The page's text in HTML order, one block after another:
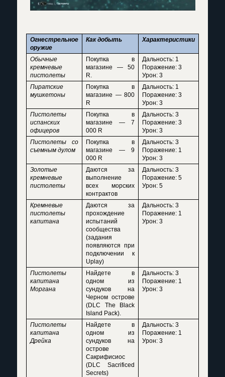
Огнестрельное
оружие
Как добыть Характеристики
Обычные
кремневые
пистолеты
Покупка в
магазине — 50
R.
Дальность: 1
Поражение: 3
Урон: 3
Пиратские
мушкетоны
Покупка в
магазине — 800
R
Дальность: 1
Поражение: 3
Урон: 3
Пистолеты
испанских
офицеров
Покупка в
магазине — 7
000 R
Дальность: 3
Поражение: 3
Урон: 3
Пистолеты со
съемным дулом
Покупка в
магазине — 9
000 R
Дальность: 3
Поражение: 1
Урон: 3
Золотые
кремневые
пистолеты
Даются за
выполнение
всех морских
контрактов
Дальность: 3
Поражение: 5
Урон: 5
Кремневые
пистолеты
капитана
Даются за
прохождение
испытаний
сообщества
(задания
появляются при
подключении к
Uplay)
Дальность: 3
Поражение: 1
Урон: 3
Пистолеты
капитана
Моргана
Найдете в
одном из
сундуков на
Черном острове
(DLC The Black
Island Pack).
Дальность: 3
Поражение: 1
Урон: 3
Пистолеты
капитана
Дрейка
Найдете в
одном из
сундуков на
острове
Сакрифисиос
(DLC Sacrificed
Secrets)
Дальность: 3
Поражение: 1
Урон: 3